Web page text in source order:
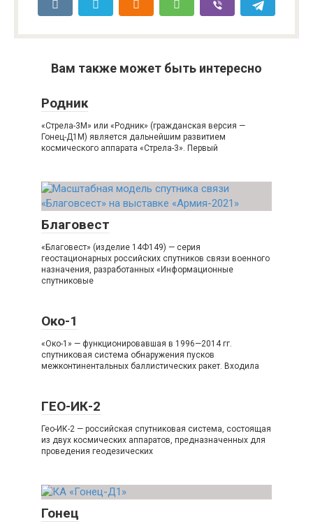
Вам также может быть интересно
Родник
«Стрела-3М» или «Родник» (гражданская версия —
Гонец-Д1М) является дальнейшим развитием
космического аппарата «Стрела-3». Первый
Благовест
«Благовест» (изделие 14Ф149) — серия
геостационарных российских спутников связи военного
назначения, разработанных «Информационные
спутниковые
Око-1
«Око-1» — функционировавшая в 1996—2014 гг.
спутниковая система обнаружения пусков
межконтинентальных баллистических ракет. Входила
ГЕО-ИК-2
Гео-ИК-2 — российская спутниковая система, состоящая
из двух космических аппаратов, предназначенных для
проведения геодезических
Гонец